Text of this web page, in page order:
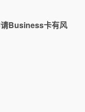
Business卡有风